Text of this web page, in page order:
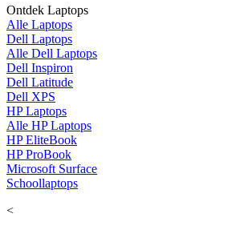
Ontdek Laptops
Alle Laptops
Dell Laptops
Alle Dell Laptops
Dell Inspiron
Dell Latitude
Dell XPS
HP Laptops
Alle HP Laptops
HP EliteBook
HP ProBook
Microsoft Surface
Schoollaptops
<